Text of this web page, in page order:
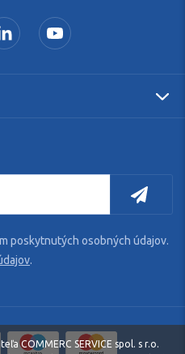
poskytnutých osobných údajov.
.
COMMERC SERVICE spol. s r.o.